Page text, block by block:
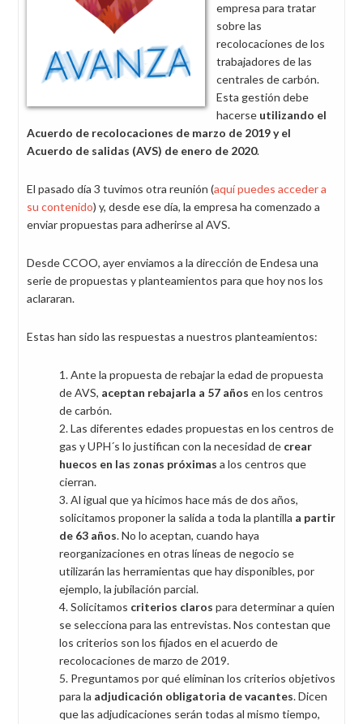
empresa para tratar
sobre las
recolocaciones de los
trabajadores de las
centrales de carbón.
Esta gestión debe
hacerse utilizando el
Acuerdo de recolocaciones de marzo de 2019 y el
Acuerdo de salidas (AVS) de enero de 2020.
El pasado día 3 tuvimos otra reunión (aquí puedes acceder a
su contenido) y, desde ese día, la empresa ha comenzado a
enviar propuestas para adherirse al AVS.
Desde CCOO, ayer enviamos a la dirección de Endesa una
serie de propuestas y planteamientos para que hoy nos los
aclararan.
Estas han sido las respuestas a nuestros planteamientos:
Ante la propuesta de rebajar la edad de propuesta
de AVS, aceptan rebajarla a 57 años en los centros
de carbón.
Las diferentes edades propuestas en los centros de
gas y UPH´s lo justifican con la necesidad de crear
huecos en las zonas próximas a los centros que
cierran.
Al igual que ya hicimos hace más de dos años,
solicitamos proponer la salida a toda la plantilla a partir
de 63 años. No lo aceptan, cuando haya
reorganizaciones en otras líneas de negocio se
utilizarán las herramientas que hay disponibles, por
ejemplo, la jubilación parcial.
Solicitamos criterios claros para determinar a quien
se selecciona para las entrevistas. Nos contestan que
los criterios son los fijados en el acuerdo de
recolocaciones de marzo de 2019.
Preguntamos por qué eliminan los criterios objetivos
para la adjudicación obligatoria de vacantes. Dicen
que las adjudicaciones serán todas al mismo tiempo,